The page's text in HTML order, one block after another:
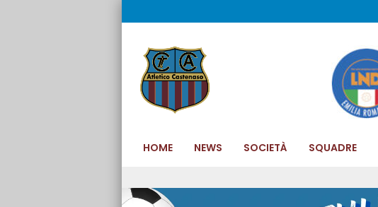
HOME NEWS SOCIETÀ SQUADRE